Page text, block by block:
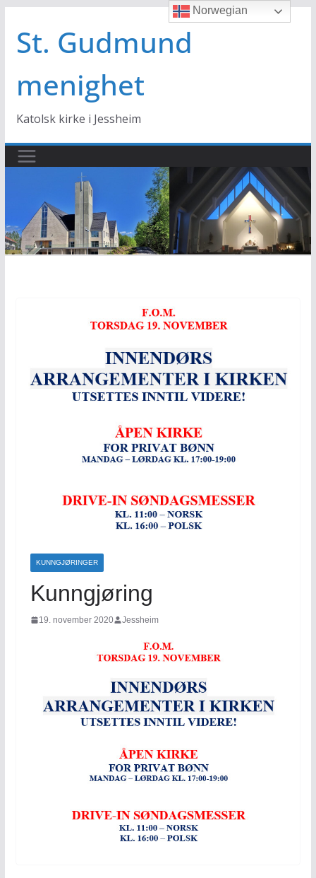
innholdet
St. Gudmund
menighet
Katolsk kirke i Jessheim
KUNNGJØRINGER
Kunngjøring
19. november 2020 Jessheim
Norwegian